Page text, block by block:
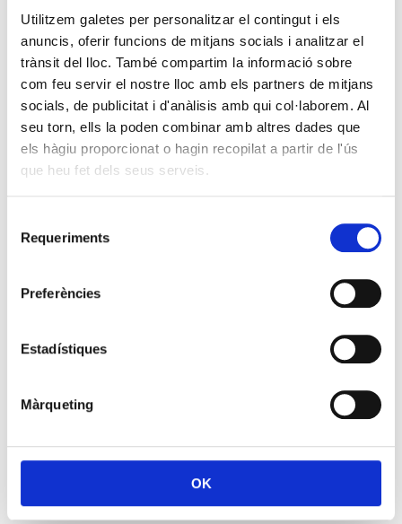
Utilitzem galetes per personalitzar el contingut i els
anuncis, oferir funcions de mitjans socials i analitzar el
trànsit del lloc. També compartim la informació sobre
com feu servir el nostre lloc amb els partners de mitjans
socials, de publicitat i d'anàlisis amb qui col·laborem. Al
seu torn, ells la poden combinar amb altres dades que
els hàgiu proporcionat o hagin recopilat a partir de l'ús
que heu fet dels seus serveis.
Requeriments
Preferències
Estadístiques
Màrqueting
OK